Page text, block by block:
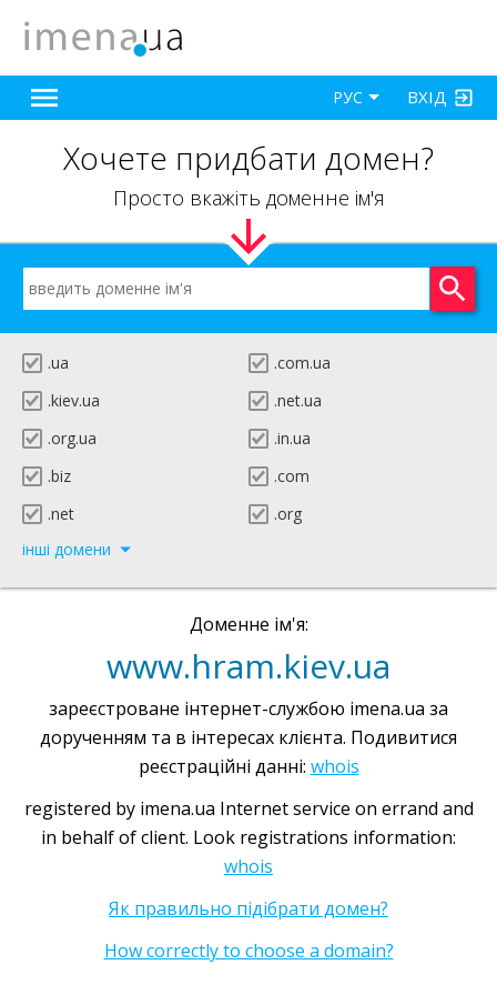
ВХІД
РУС
Хочете придбати домен?
Просто вкажіть доменне ім'я
.ua
.com.ua
.kiev.ua
.net.ua
.org.ua
.in.ua
.biz
.com
.net
.org
інші домени
Доменне ім'я:
www.hram.kiev.ua
зареєстроване інтернет-службою imena.ua за
дорученням та в інтересах клієнта. Подивитися
реєстраційні данні: whois
registered by imena.ua Internet service on errand and
in behalf of client. Look registrations information:
whois
Як правильно підібрати домен?
How correctly to choose a domain?